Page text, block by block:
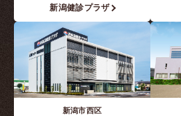
新潟健診プラザ
新潟市西区